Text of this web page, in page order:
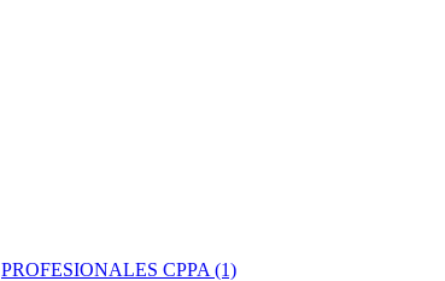
PROFESIONALES CPPA (1)